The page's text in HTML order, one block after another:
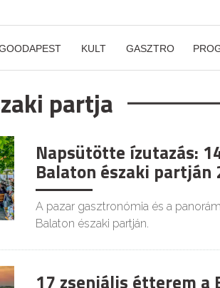
KULT GASZTRO
partja
Napsütötte ízutazás:
Balaton északi partján
A pazar gasztronómia és a
Balaton északi partján.
17 zseniális étterem a